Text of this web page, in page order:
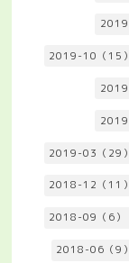
2019-10（15）
2019-03（29）
2018-12（11）
2018-09（6）
2018-06（9）